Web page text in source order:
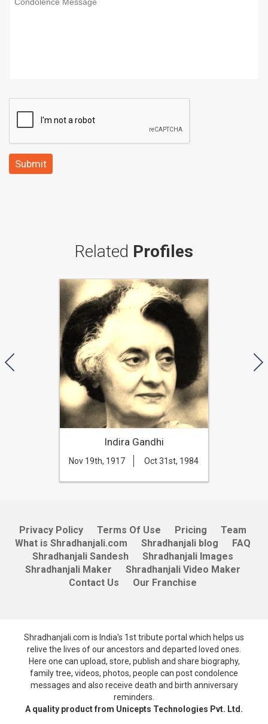
Submit
Related Profiles
Indira Gandhi
Nov 19th, 1917 Oct 31st, 1984
Privacy Policy Terms Of Use Pricing
Team
What is Shradhanjali.com
Shradhanjali blog
FAQ
Shradhanjali Sandesh
Shradhanjali Images
Shradhanjali Maker
Shradhanjali Video Maker
Contact Us
Our Franchise
Shradhanjali.com is India's 1st tribute portal which helps us
relive the lives of our ancestors and departed loved ones.
Here one can upload, store, publish and share biography,
family tree, videos, photos, people can post condolence
messages and also receive death and birth anniversary
reminders.
A quality product from Unicepts Technologies Pvt. Ltd.